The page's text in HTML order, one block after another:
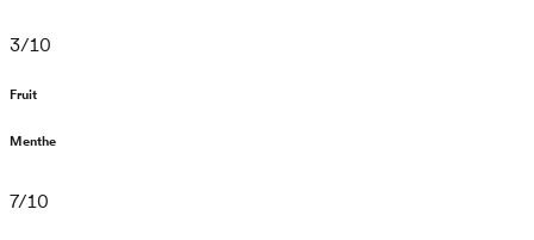
3/10
Fruit
Menthe
7/10